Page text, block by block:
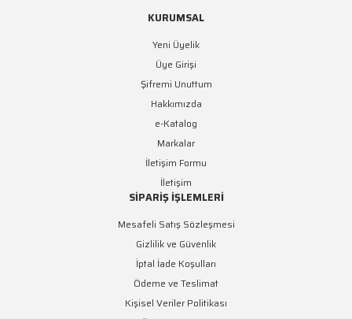
KURUMSAL
Yeni Üyelik
Üye Girişi
Şifremi Unuttum
Hakkımızda
e-Katalog
Markalar
İletişim Formu
İletişim
SİPARİŞ İŞLEMLERİ
Mesafeli Satış Sözleşmesi
Gizlilik ve Güvenlik
İptal İade Koşulları
Ödeme ve Teslimat
Kişisel Veriler Politikası